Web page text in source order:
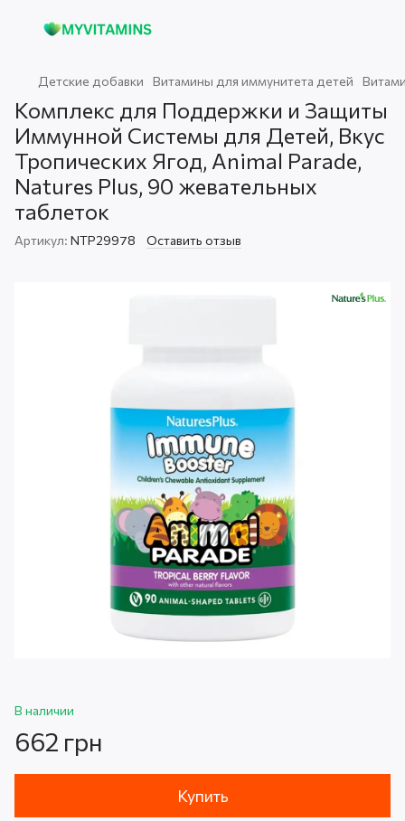
Детские добавки Витамины для иммунитета детей
Комплекс для Поддержки и Защиты
Иммунной Системы для Детей, Вкус
Тропических Ягод, Animal Parade,
Natures Plus, 90 жевательных
таблеток
Артикул: NTP29978 Оставить отзыв
В наличии
662 грн
Купить